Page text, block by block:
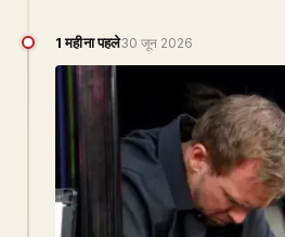
1 महीना पहले30 जून 2026